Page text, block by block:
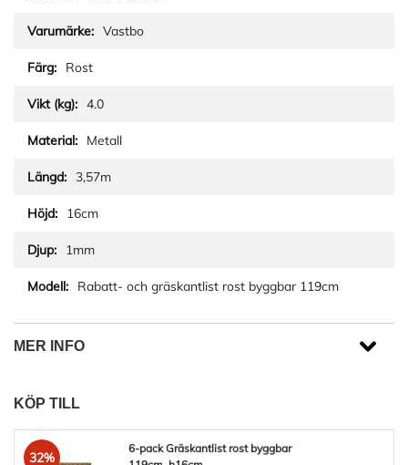
Vastbo
Rost
4.0
Metall
3,57m
16cm
1mm
Rabatt- och gräskantlist rost byggbar 119cm
MER INFO
KÖP TILL
32%
6-pack Gräskantlist rost byggbar